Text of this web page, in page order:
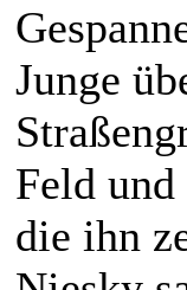
Junge
Feld
die ihn